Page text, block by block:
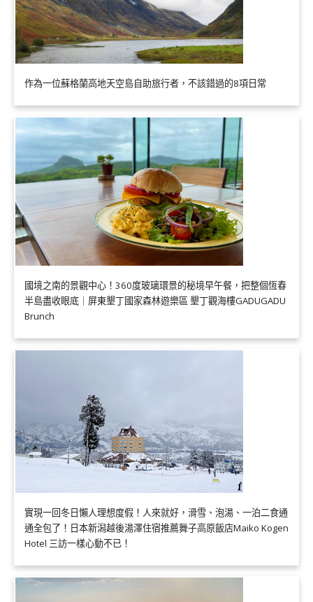
作為一位蘇格蘭高地天空島自助旅行者，不該錯過的8項日常
國境之南的景觀中心！360度玻璃環景的秘境早午餐，把整個恆春
半島盡收眼底｜屏東墾丁國家森林遊樂區 墾丁觀海樓GADUGADU
Brunch
實現一回冬日懶人理想度假！人來就好，滑雪、泡湯、一泊二食通
通全包了！日本新潟越後湯澤住宿推薦舞子高原飯店Maiko Kogen
Hotel 三訪一樣心動不已！